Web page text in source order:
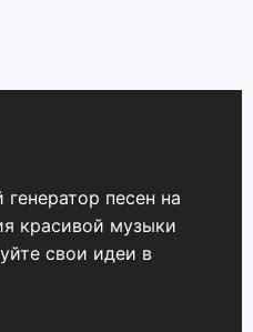
песен на
красивой музыки
свои идеи в